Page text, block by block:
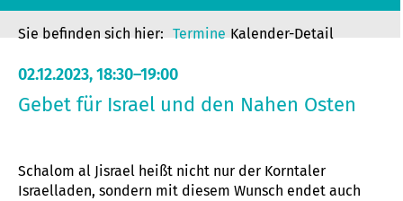
Termine Kalender-Detail
02.12.2023, 18:30–19:00
Gebet für Israel und den Nahen Osten
Schalom al Jisrael heißt nicht nur der Korntaler
Israelladen, sondern mit diesem Wunsch endet auch